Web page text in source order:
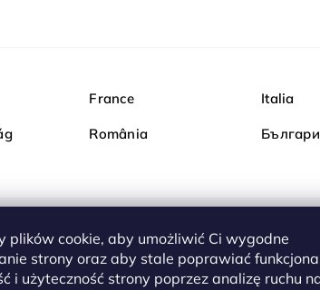
plików cookie, aby umożliwić Ci wygodne
strony oraz aby stale poprawiać
i użyteczność strony poprzez analizę ruchu
France Italia
România
są